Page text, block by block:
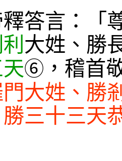
答言：「
大姓、勝
⑥ ，稽首
大姓、勝
三十三天